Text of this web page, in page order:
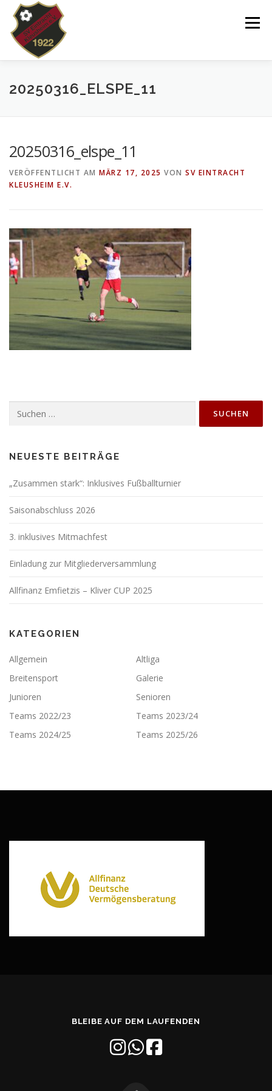
Inhalt
springen
Menü
VEREIN NEWS SPIELPLAN
DOWNLOADS SHOP IMPRESSUM
20250316_ELSPE_11
20250316_elspe_11
VERÖFFENTLICHT AM MÄRZ 17, 2025 VON SV EINTRACHT
KLEUSHEIM E.V.
nach:
NEUESTE BEITRÄGE
„Zusammen stark“: Inklusives Fußballturnier
Saisonabschluss 2026
3. inklusives Mitmachfest
Einladung zur Mitgliederversammlung
Allfinanz Emfietzis – Kliver CUP 2025
KATEGORIEN
Allgemein
Altliga
Breitensport
Galerie
Junioren
Senioren
Teams 2022/23
Teams 2023/24
Teams 2024/25
Teams 2025/26
BLEIBE AUF DEM LAUFENDEN